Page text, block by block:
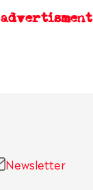
advertisment
Newsletter